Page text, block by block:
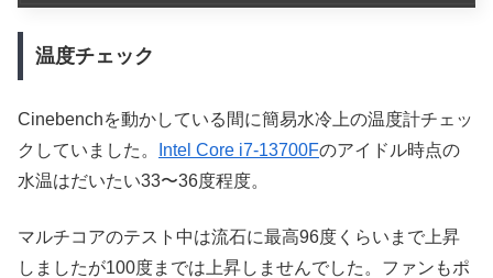
温度チェック
Cinebenchを動かしている間に簡易水冷上の温度計チェッ
クしていました。
Intel Core i7-13700Fのアイドル時点の
水温はだいたい33〜36度程度。
マルチコアのテスト中は流石に最高96度くらいまで上昇
しましたが100度までは上昇しませんでした。ファンもポ